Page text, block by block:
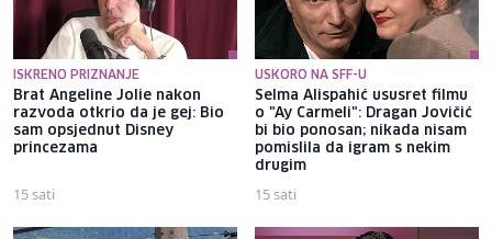
ISKRENO PRIZNANJE
Brat Angeline Jolie nakon
razvoda otkrio da je gej: Bio
sam opsjednut Disney
princezama
15 sati
USKORO NA SFF-U
Selma Alispahić ususret filmu
o "Ay Carmeli": Dragan Jovičić
bi bio ponosan; nikada nisam
pomislila da igram s nekim
drugim
15 sati